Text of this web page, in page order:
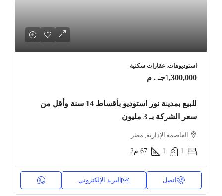
استوديوهات, عقارات سكنية
1,300,000جـ . م
للبيع بمدينة نور استوديو بأقساط 14 سنة وأقل من
سعر الشركة بـ 3 مليون
العاصمة الإدارية, مصر
1
1
67 م2
اتصل البريد الإلكتروني